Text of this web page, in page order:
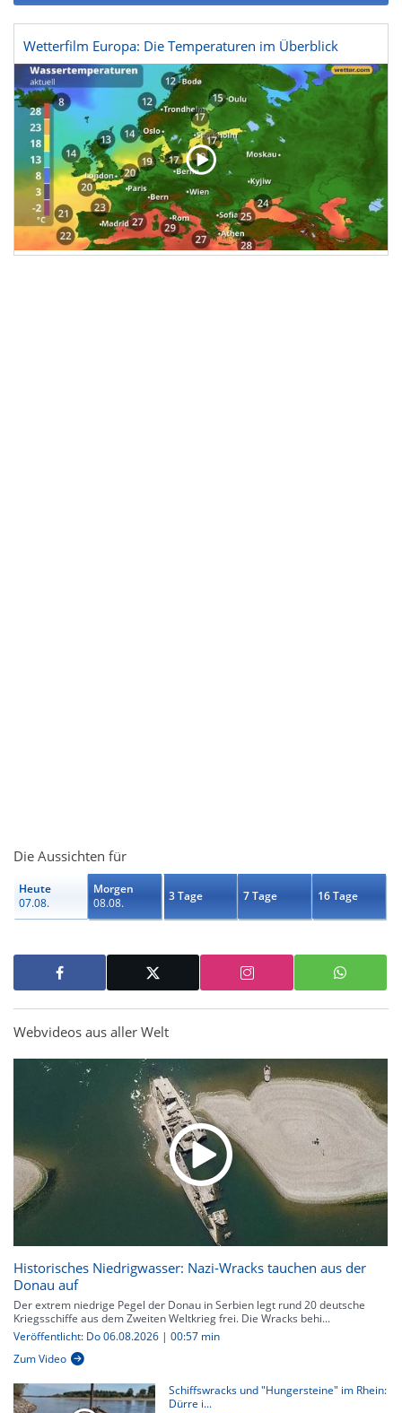
Wetterfilm Europa: Die Temperaturen im Überblick
Die Aussichten für
Heute
07.08.
Morgen
08.08.
3 Tage 7 Tage 16 Tage
Webvideos aus aller Welt
Historisches Niedrigwasser: Nazi-Wracks tauchen aus der
Donau auf
Der extrem niedrige Pegel der Donau in Serbien legt rund 20 deutsche
Kriegsschiffe aus dem Zweiten Weltkrieg frei. Die Wracks behi...
Veröffentlicht: Do 06.08.2026 | 00:57 min
Zum Video
Schiffswracks und "Hungersteine" im Rhein:
Dürre i...